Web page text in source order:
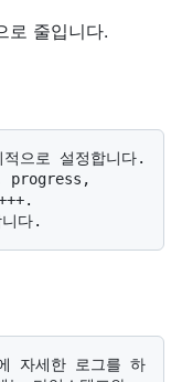
로 줄입니다.
progress,